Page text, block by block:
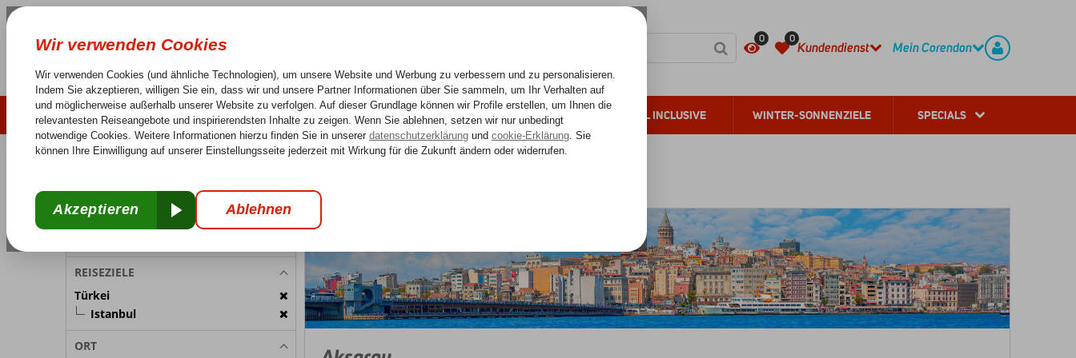
0 0
Kundendienst Mein Corendon
LAST MINUTE SOMMER 2026 SONNENZIELE FERNREISEN ALL INCLUSIVE WINTER-SONNENZIELE SPECIALS
Keine versteckten Kosten Sorglos Reisen 25 Jahre Erfahrung
REISETEILNEHMER
Zimmer 1: 2 Personen
REISEZIELE
Türkei
Istanbul
ORT
Türkei